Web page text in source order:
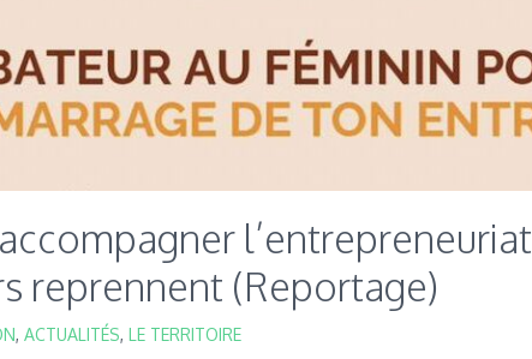
accompagner
reprennent (Reportage)
, ACTUALITÉS, LE TERRITOIRE